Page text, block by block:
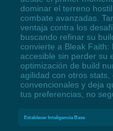
dominar el terreno
combate avanzadas.
ventaja contra los
buscando refinar su
convierte a Bleak
accesible sin perder su
optimización de build
agilidad con otros
convencionales y deja
tus preferencias, no
Establecer Inteligencia Base